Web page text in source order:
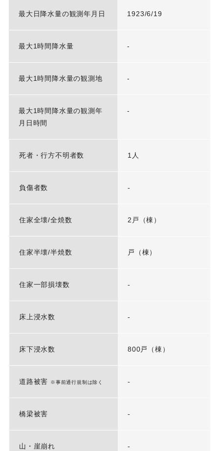
最大日降水量の観測年月日 1923/6/19
最大1時間降水量 -
最大1時間降水量の観測地 -
最大1時間降水量の観測年
月日時間
-
死者・行方不明者数 1人
負傷者数 -
住家全壊/全焼数 2戸（棟）
住家半壊/半焼数 戸（棟）
住家一部損壊数 -
床上浸水数 -
床下浸水数 800戸（棟）
道路被害 ※事前通行規制は除く -
橋梁被害 -
山・崖崩れ -